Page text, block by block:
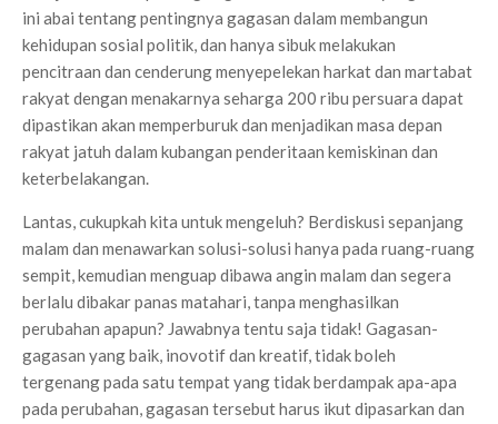
ini abai tentang pentingnya gagasan dalam membangun
kehidupan sosial politik, dan hanya sibuk melakukan
pencitraan dan cenderung menyepelekan harkat dan martabat
rakyat dengan menakarnya seharga 200 ribu persuara dapat
dipastikan akan memperburuk dan menjadikan masa depan
rakyat jatuh dalam kubangan penderitaan kemiskinan dan
keterbelakangan.
Lantas, cukupkah kita untuk mengeluh? Berdiskusi sepanjang
malam dan menawarkan solusi-solusi hanya pada ruang-ruang
sempit, kemudian menguap dibawa angin malam dan segera
berlalu dibakar panas matahari, tanpa menghasilkan
perubahan apapun? Jawabnya tentu saja tidak! Gagasan-
gagasan yang baik, inovotif dan kreatif, tidak boleh
tergenang pada satu tempat yang tidak berdampak apa-apa
pada perubahan, gagasan tersebut harus ikut dipasarkan dan